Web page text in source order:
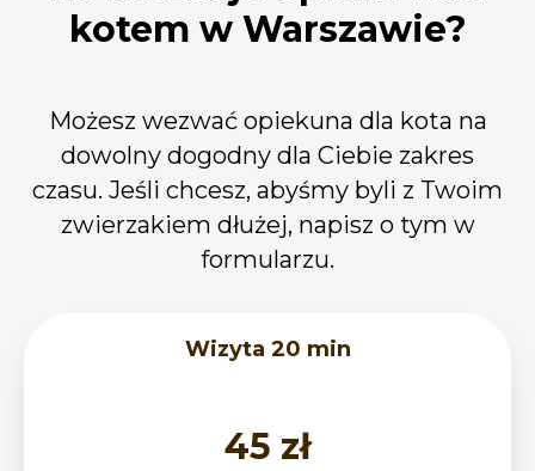
kotem w Warszawie?
Możesz wezwać opiekuna dla kota na
dowolny dogodny dla Ciebie zakres
czasu. Jeśli chcesz, abyśmy byli z Twoim
zwierzakiem dłużej, napisz o tym w
formularzu.
Wizyta 20 min
45 zł